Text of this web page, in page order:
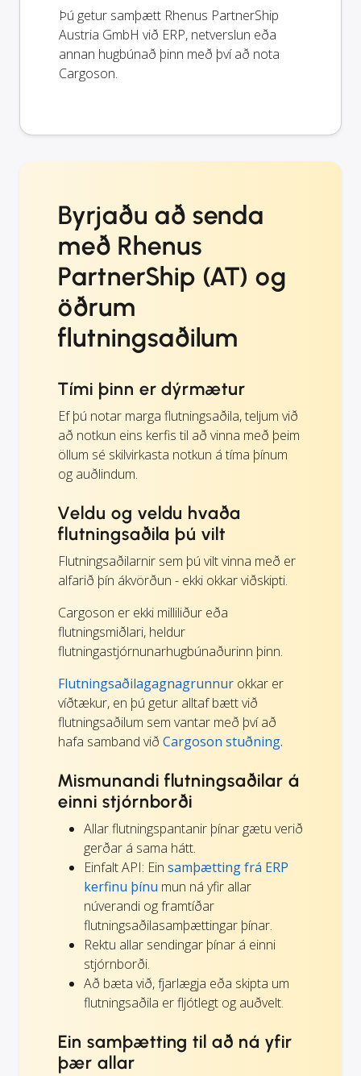
Þú getur samþætt Rhenus PartnerShip
Austria GmbH við ERP, netverslun eða
annan hugbúnað þinn með því að nota
Cargoson.
Byrjaðu að senda
með Rhenus
PartnerShip (AT) og
öðrum
flutningsaðilum
Tími þinn er dýrmætur
Ef þú notar marga flutningsaðila, teljum við
að notkun eins kerfis til að vinna með þeim
öllum sé skilvirkasta notkun á tíma þínum
og auðlindum.
Veldu og veldu hvaða
flutningsaðila þú vilt
Flutningsaðilarnir sem þú vilt vinna með er
alfarið þín ákvörðun - ekki okkar viðskipti.
Cargoson er ekki milliliður eða
flutningsmiðlari, heldur
flutningastjórnunarhugbúnaðurinn þinn.
Flutningsaðilagagnagrunnur okkar er
víðtækur, en þú getur alltaf bætt við
flutningsaðilum sem vantar með því að
hafa samband við Cargoson stuðning.
Mismunandi flutningsaðilar á
einni stjórnborði
Allar flutningspantanir þínar gætu verið
gerðar á sama hátt.
Einfalt API: Ein samþætting frá ERP
kerfinu þínu mun ná yfir allar
núverandi og framtíðar
flutningsaðilasamþættingar þínar.
Rektu allar sendingar þínar á einni
stjórnborði.
Að bæta við, fjarlægja eða skipta um
flutningsaðila er fljótlegt og auðvelt.
Ein samþætting til að ná yfir
þær allar